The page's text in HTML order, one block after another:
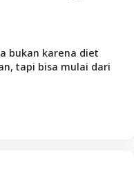
bukan karena diet
tapi bisa mulai dari